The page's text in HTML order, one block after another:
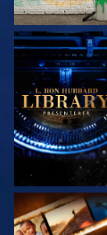
UTFORSK SERIEN